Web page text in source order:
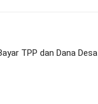
TPP dan Dana Desa